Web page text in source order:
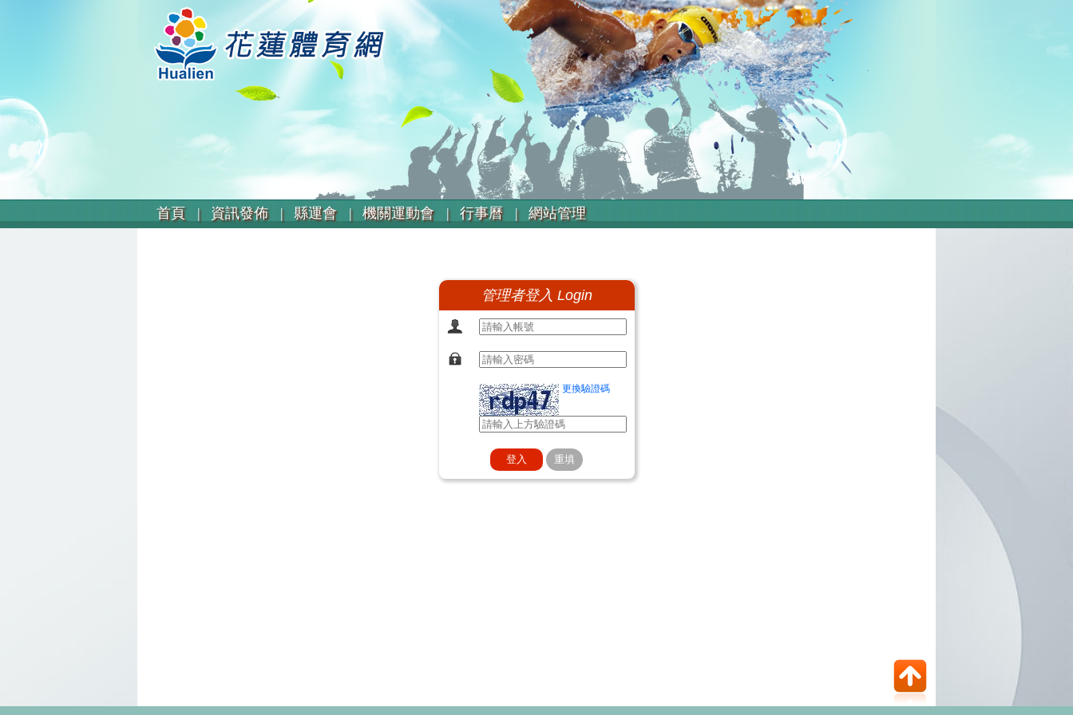
首頁 | 資訊發佈 | 縣運會 | 機關運動會 | 行事曆 | 網站管理
管理者登入 Login
更換驗證碼